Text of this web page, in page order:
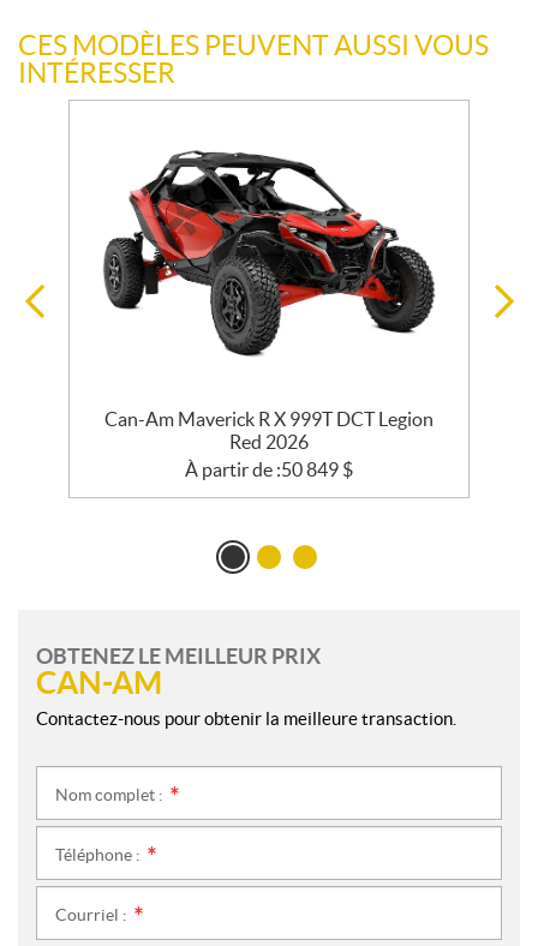
CES MODÈLES PEUVENT AUSSI VOUS
INTÉRESSER
Can-Am Maverick R X 999T DCT Legion
Red 2026
À partir de :50 849 $
OBTENEZ LE MEILLEUR PRIX
CAN-AM
Contactez-nous pour obtenir la meilleure transaction.
Nom complet :
Téléphone :
Courriel :